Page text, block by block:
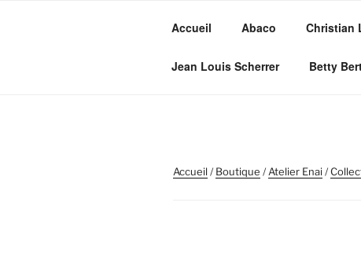
MVC
Maroquinerie – Valises –
Accueil Abaco Christian
Jean Louis Scherrer Betty
Accueil/Boutique /Atelier Enai /